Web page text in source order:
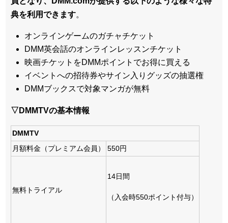
典を利用できます。
オンラインゲームのガチャチケット
DMM英会話のオンラインレッスンチケット
映画チケットをDMMポイントでお得に買える
イベントへの招待券やサイン入りグッズの抽選権
DMMブックスで対象マンガが無料
▽DMMTVの基本情報
DMMTV
月額料金（プレミアム会員）
550円
無料トライアル
14日間
（入会時550ポイント付与）